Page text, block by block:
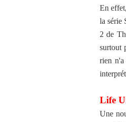
En
la série
2 de
surtout
rien
Life
Une